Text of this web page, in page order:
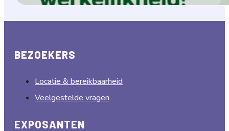
BEZOEKERS
Locatie & bereikbaarheid
Veelgestelde vragen
EXPOSANTEN